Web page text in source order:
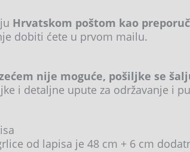
Hrvatskom poštom kao
dobiti ćete u prvom mailu.
nije moguće, pošiljke se
i detaljne upute za održavanje i
od lapisa je 48 cm + 6 cm